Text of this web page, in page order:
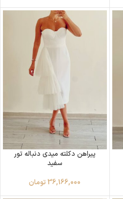
پیراهن دکلته میدی دنباله تور
سفید
36,166,000 تومان